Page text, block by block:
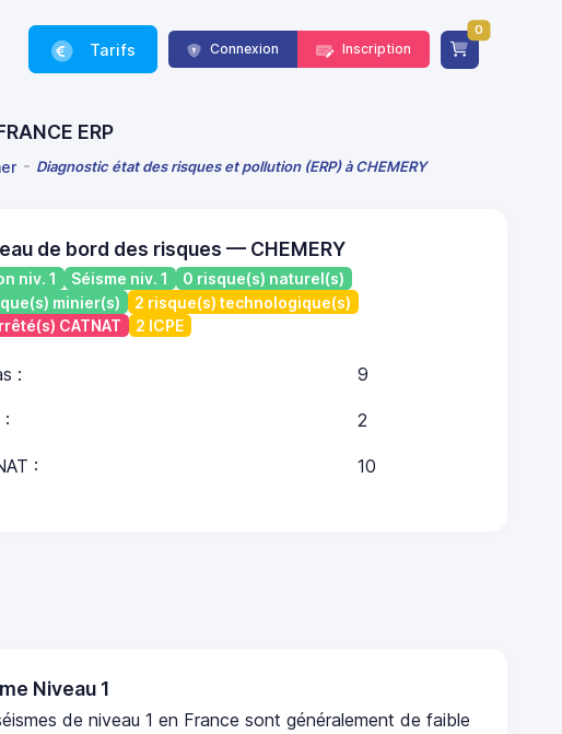
Tarifs Connexion Inscription
0
ERP
Diagnostic état des risques et pollution (ERP) à CHEMERY
de bord des risques — CHEMERY
niv. 1 Séisme niv. 1
0 risque(s) naturel(s)
minier(s)
2 risque(s) technologique(s)
CATNAT
2 ICPE
: 9
: 2
: 10
Niveau 1
de niveau 1 en France sont généralement de faible